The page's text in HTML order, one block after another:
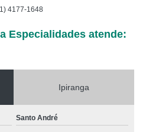
4177-1648
Especialidades atende:
Ipiranga
Santo André